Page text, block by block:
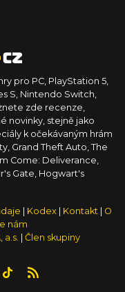
pro PC, PlayStation 5,
S, Nintendo Switch,
zde recenze,
novinky, stejně jako
k očekávaným hrám
Grand Theft Auto, The
Come: Deliverance,
Gate, Hogwart's
Kodex Kontakt
O
nám
a.s.
Člen skupiny